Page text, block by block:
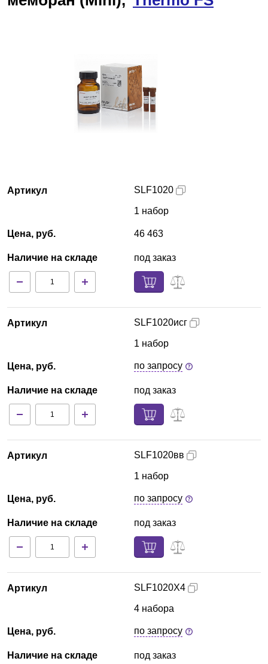
Технический сервис
Контакты
Артикул
Цена, руб.
Наличие на складе
SLF1020
1 набор
46 463
под заказ
Артикул
Цена, руб.
Наличие на складе
SLF1020исг
1 набор
по запросу
под заказ
Артикул
Цена, руб.
Наличие на складе
SLF1020вв
1 набор
по запросу
под заказ
Артикул
Цена, руб.
Наличие на складе
SLF1020X4
4 набора
по запросу
под заказ